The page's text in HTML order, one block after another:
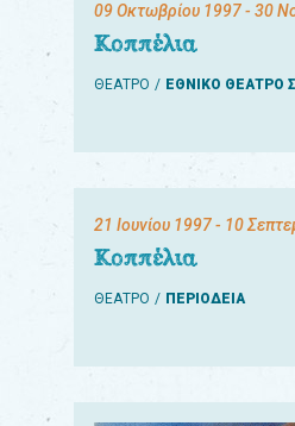
09 Οκτωβρίου 1997- 30
Κοππέλια
ΘΕΑΤΡΟ ΕΘΝΙΚΟ ΘΕΑΤΡΟ
21 Ιουνίου 1997- 10
Κοππέλια
ΘΕΑΤΡΟ ΠΕΡΙΟΔΕΙΑ